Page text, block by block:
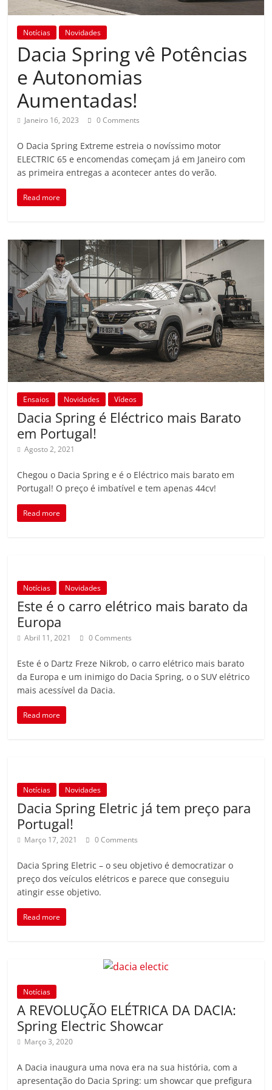
Notícias Novidades
Dacia Spring vê Potências
e Autonomias
Aumentadas!
Janeiro 16, 2023 0 Comments
O Dacia Spring Extreme estreia o novíssimo motor
ELECTRIC 65 e encomendas começam já em Janeiro com
as primeira entregas a acontecer antes do verão.
Read more
Ensaios Novidades Vídeos
Dacia Spring é Eléctrico mais Barato
em Portugal!
Agosto 2, 2021
Chegou o Dacia Spring e é o Eléctrico mais barato em
Portugal! O preço é imbatível e tem apenas 44cv!
Read more
Notícias Novidades
Este é o carro elétrico mais barato da
Europa
Abril 11, 2021 0 Comments
Este é o Dartz Freze Nikrob, o carro elétrico mais barato
da Europa e um inimigo do Dacia Spring, o o SUV elétrico
mais acessível da Dacia.
Read more
Notícias Novidades
Dacia Spring Eletric já tem preço para
Portugal!
Março 17, 2021 0 Comments
Dacia Spring Eletric – o seu objetivo é democratizar o
preço dos veículos elétricos e parece que conseguiu
atingir esse objetivo.
Read more
Notícias
A REVOLUÇÃO ELÉTRICA DA DACIA:
Spring Electric Showcar
Março 3, 2020
A Dacia inaugura uma nova era na sua história, com a
apresentação do Dacia Spring: um showcar que prefigura